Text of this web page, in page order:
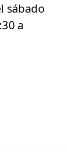
sábado
a